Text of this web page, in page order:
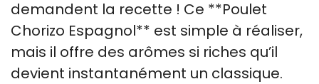
demandent la recette ! Ce **Poulet
Chorizo Espagnol** est simple à réaliser,
mais il offre des arômes si riches qu’il
devient instantanément un classique.